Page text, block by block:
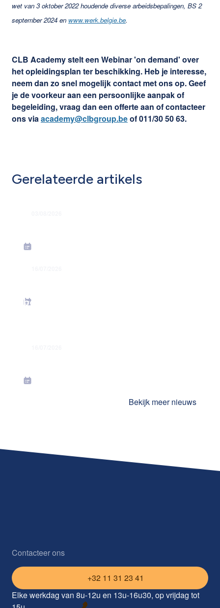
wet van 3 oktober 2022 houdende diverse arbeidsbepalingen, BS 2
september 2024 en www.werk.belgie.be.
CLB Academy stelt een Webinar 'on demand' over
het opleidingsplan ter beschikking. Heb je interesse,
neem dan zo snel mogelijk contact met ons op. Geef
je de voorkeur aan een persoonlijke aanpak of
begeleiding, vraag dan een offerte aan of contacteer
ons viaacademy@clbgroup.beof 011/30 50 63.
Gerelateerde artikels
bedrag juni 2026
Bekijk meer nieuws
Contacteer ons
+32 11 31 23 41
Elke werkdag van 8u-12u en 13u-16u30, op vrijdag tot